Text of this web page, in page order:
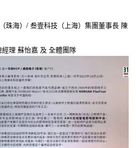
珠海）/ 叁壹科技（上海）集團董事長 陳
理 蘇怡嘉 及 全體團隊